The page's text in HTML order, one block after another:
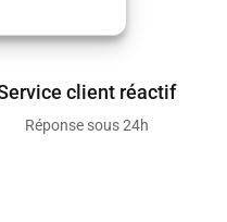
client réactif
Réponse sous 24h